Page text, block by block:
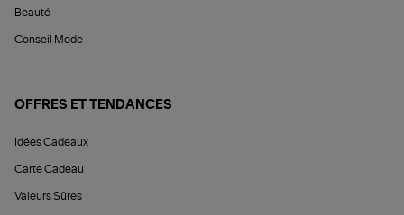
Beauté
Conseil Mode
OFFRES ET TENDANCES
Idées Cadeaux
Carte Cadeau
Valeurs Sûres